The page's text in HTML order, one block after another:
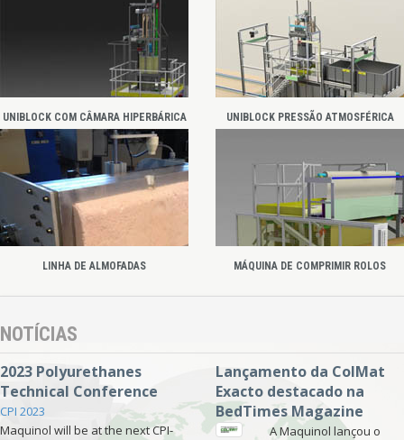
UNIBLOCK COM CÂMARA HIPERBÁRICA UNIBLOCK PRESSÃO ATMOSFÉRICA
LINHA DE ALMOFADAS MÁQUINA DE COMPRIMIR ROLOS
NOTÍCIAS
2023 Polyurethanes
Technical Conference
CPI 2023
Maquinol will be at the next CPI-
Lançamento da ColMat
Exacto destacado na
BedTimes Magazine
A Maquinol lançou o